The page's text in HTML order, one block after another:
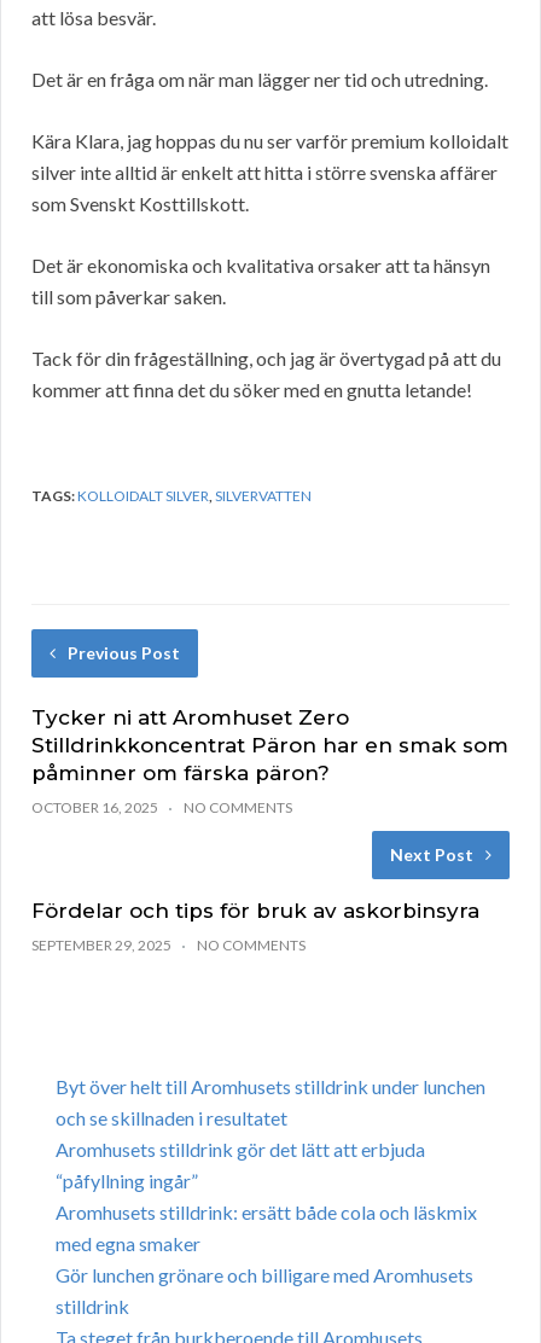
att lösa besvär.
Det är en fråga om när man lägger ner tid och utredning.
Kära Klara, jag hoppas du nu ser varför premium kolloidalt
silver inte alltid är enkelt att hitta i större svenska affärer
som Svenskt Kosttillskott.
Det är ekonomiska och kvalitativa orsaker att ta hänsyn
till som påverkar saken.
Tack för din frågeställning, och jag är övertygad på att du
kommer att finna det du söker med en gnutta letande!
TAGS:KOLLOIDALT SILVER,SILVERVATTEN
Previous Post
Tycker ni att Aromhuset Zero
Stilldrinkkoncentrat Päron har en smak som
påminner om färska päron?
OCTOBER 16, 2025 NO COMMENTS
Next Post
Fördelar och tips för bruk av askorbinsyra
SEPTEMBER 29, 2025 NO COMMENTS
Byt över helt till Aromhusets stilldrink under lunchen
och se skillnaden i resultatet
Aromhusets stilldrink gör det lätt att erbjuda
“påfyllning ingår”
Aromhusets stilldrink: ersätt både cola och läskmix
med egna smaker
Gör lunchen grönare och billigare med Aromhusets
stilldrink
Ta steget från burkberoende till Aromhusets